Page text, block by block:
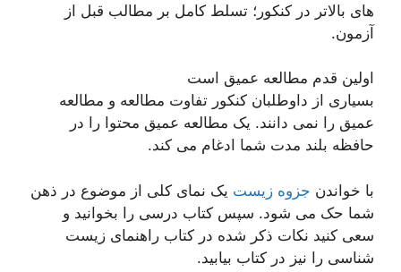
های بالاتر در کنکور؛ تسلط کامل بر مطالب قبل از
آزمون.
اولین قدم مطالعه عمیق است
بسیاری از داوطلبان کنکور تفاوت مطالعه و مطالعه
عمیق را نمی دانند. یک مطالعه عمیق محتوا را در
حافظه بلند مدت شما ادغام می کند.
با خواندن جزوه زیست یک نمای کلی از موضوع در ذهن
شما حک می شود. سپس کتاب درسی را بخوانید و
سعی کنید نکات ذکر شده در کتاب راهنمای زیست
شناسی را نیز در کتاب بیابید.